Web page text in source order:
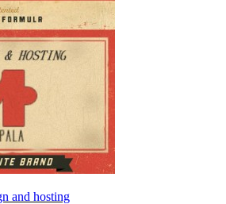
and hosting